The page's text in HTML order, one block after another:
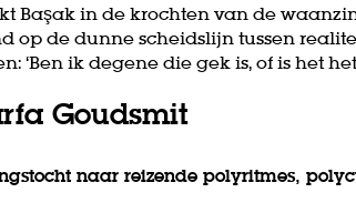
Başak in de krochten van de
op de dunne scheidslijn tussen
‘Ben ik degene die gek is, of is het
Goudsmit
naar reizende polyritmes,